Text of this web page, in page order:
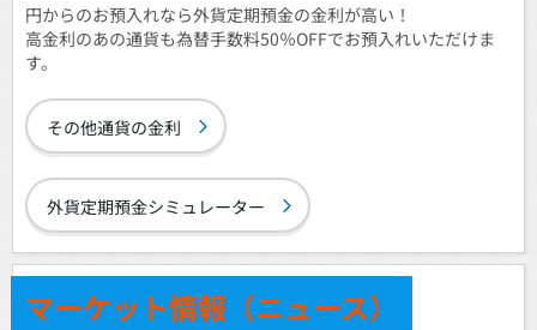
円からのお預入れなら外貨定期預金の金利が高い！
高金利のあの通貨も為替手数料50％OFFでお預入れいただけま
す。
その他通貨の金利
外貨定期預金シミュレーター
マーケット情報（ニュース）